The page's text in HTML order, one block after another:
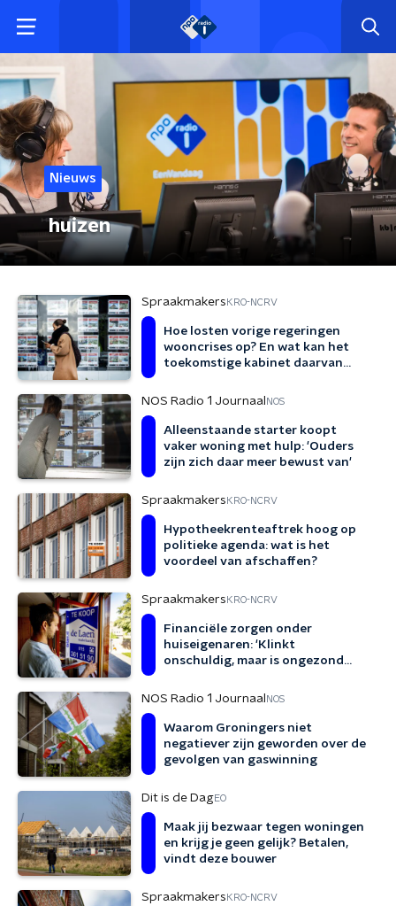
Nieuws
huizen
Spraakmakers KRO-NCRV
Hoe losten vorige regeringen
wooncrises op? En wat kan het
toekomstige kabinet daarvan
NOS Radio 1 Journaal NOS
Alleenstaande starter koopt
vaker woning met hulp: 'Ouders
zijn zich daar meer bewust van'
Spraakmakers KRO-NCRV
Hypotheekrenteaftrek hoog op
politieke agenda: wat is het
voordeel van afschaffen?
Spraakmakers KRO-NCRV
Financiële zorgen onder
huiseigenaren: 'Klinkt
onschuldig, maar is ongezond
NOS Radio 1 Journaal NOS
Waarom Groningers niet
negatiever zijn geworden over de
gevolgen van gaswinning
Dit is de DagEO
Maak jij bezwaar tegen woningen
en krijg je geen gelijk? Betalen,
vindt deze bouwer
Spraakmakers KRO-NCRV